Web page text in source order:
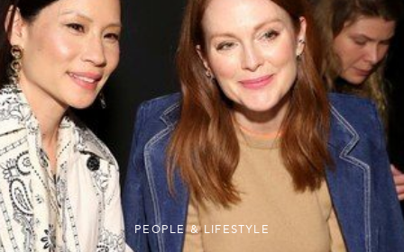
PEOPLE & LIFESTYLE